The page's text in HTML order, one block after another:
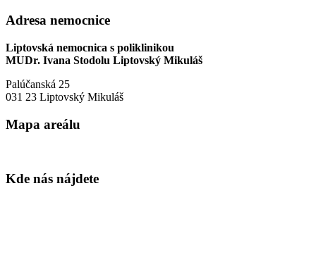
Adresa nemocnice
Liptovská nemocnica s poliklinikou
MUDr. Ivana Stodolu Liptovský Mikuláš
Palúčanská 25
031 23 Liptovský Mikuláš
Mapa areálu
Kde nás nájdete